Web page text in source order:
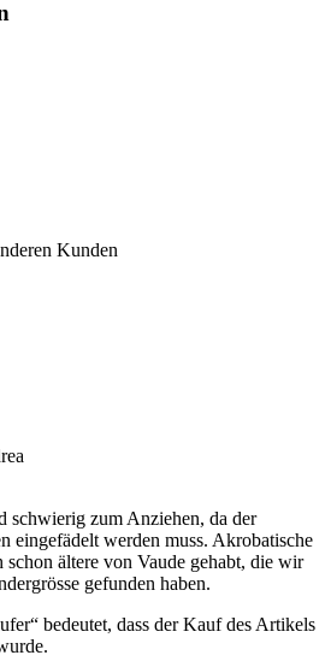
Kunden
schwierig zum Anziehen, da der
eingefädelt werden muss. Akrobatische
schon ältere von Vaude gehabt, die wir
gefunden haben.
bedeutet, dass der Kauf des Artikels